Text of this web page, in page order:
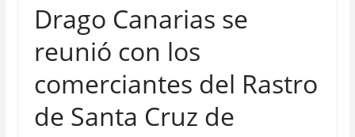
Drago Canarias se
reunió con los
comerciantes del Rastro
de Santa Cruz de